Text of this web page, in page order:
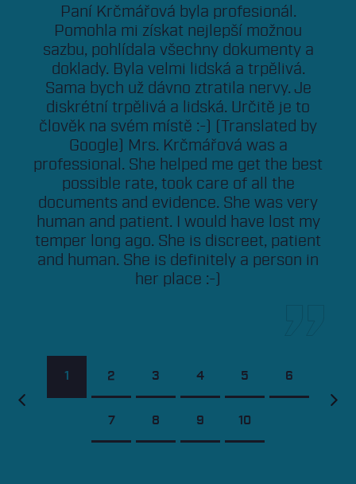
Paní Krčmářová byla profesionál.
Pomohla mi získat nejlepší možnou
sazbu, pohlídala všechny dokumenty a
doklady. Byla velmi lidská a trpělivá.
Sama bych už dávno ztratila nervy. Je
diskrétní trpělivá a lidská. Určitě je to
člověk na svém místě :-) (Translated by
Google) Mrs. Krčmářová was a
professional. She helped me get the best
possible rate, took care of all the
documents and evidence. She was very
human and patient. I would have lost my
temper long ago. She is discreet, patient
and human. She is definitely a person in
her place :-)